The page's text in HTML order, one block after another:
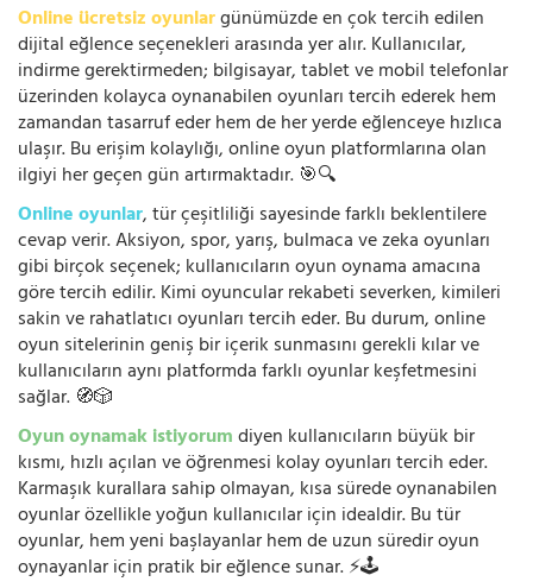
Online ücretsiz oyunlargünümüzde en çok tercih edilen
dijital eğlence seçenekleri arasında yer alır. Kullanıcılar,
indirme gerektirmeden; bilgisayar, tablet ve mobil telefonlar
üzerinden kolayca oynanabilen oyunları tercih ederek hem
zamandan tasarruf eder hem de her yerde eğlenceye hızlıca
ulaşır. Bu erişim kolaylığı, online oyun platformlarına olan
ilgiyi her geçen gün artırmaktadır. 🎯🔍
Online oyunlar, tür çeşitliliği sayesinde farklı beklentilere
cevap verir. Aksiyon, spor, yarış, bulmaca ve zeka oyunları
gibi birçok seçenek; kullanıcıların oyun oynama amacına
göre tercih edilir. Kimi oyuncular rekabeti severken, kimileri
sakin ve rahatlatıcı oyunları tercih eder. Bu durum, online
oyun sitelerinin geniş bir içerik sunmasını gerekli kılar ve
kullanıcıların aynı platformda farklı oyunlar keşfetmesini
sağlar. 🧭🎲
Oyun oynamak istiyorumdiyen kullanıcıların büyük bir
kısmı, hızlı açılan ve öğrenmesi kolay oyunları tercih eder.
Karmaşık kurallara sahip olmayan, kısa sürede oynanabilen
oyunlar özellikle yoğun kullanıcılar için idealdir. Bu tür
oyunlar, hem yeni başlayanlar hem de uzun süredir oyun
oynayanlar için pratik bir eğlence sunar. ⚡🕹️